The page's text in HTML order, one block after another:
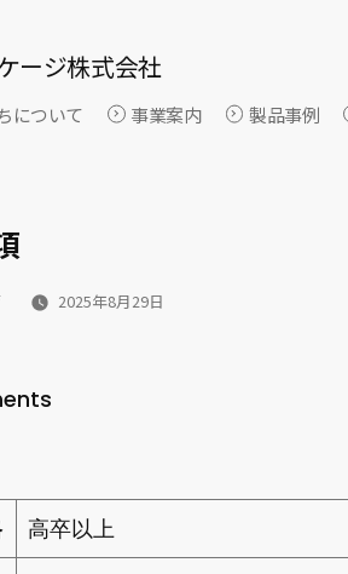
ージ株式会社
について 事業案内 製品事例
2025年8月29日
高卒以上